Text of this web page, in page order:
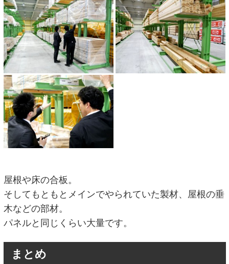
屋根や床の合板。
そしてもともとメインでやられていた製材、屋根の垂
木などの部材。
パネルと同じくらい大量です。
まとめ